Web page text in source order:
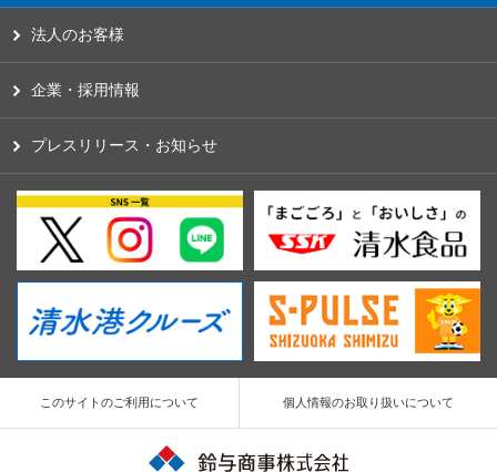
法人のお客様
企業・採用情報
プレスリリース・お知らせ
このサイトのご利用について 個人情報のお取り扱いについて